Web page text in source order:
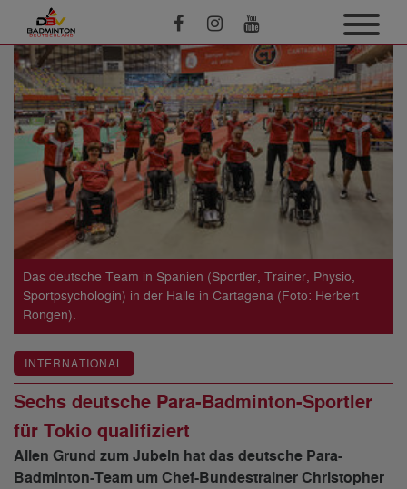
Das deutsche Team in Spanien (Sportler, Trainer, Physio,
Sportpsychologin) in der Halle in Cartagena (Foto: Herbert
Rongen).
INTERNATIONAL
Sechs deutsche Para-Badminton-Sportler
für Tokio qualifiziert
Allen Grund zum Jubeln hat das deutsche Para-
Badminton-Team um Chef-Bundestrainer Christopher